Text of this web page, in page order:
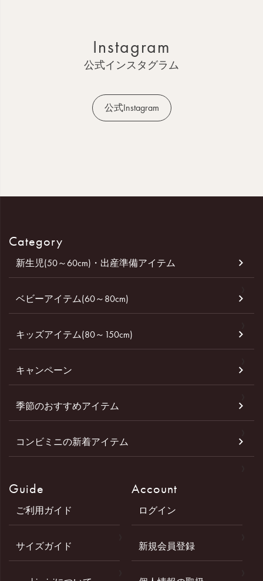
Instagram
公式インスタグラム
公式Instagram
Category
新生児(50～60cm)・出産準備アイテム
ベビーアイテム(60～80cm)
キッズアイテム(80～150cm)
キャンペーン
季節のおすすめアイテム
コンビミニの新着アイテム
Guide
ご利用ガイド
サイズガイド
Account
ログイン
新規会員登録